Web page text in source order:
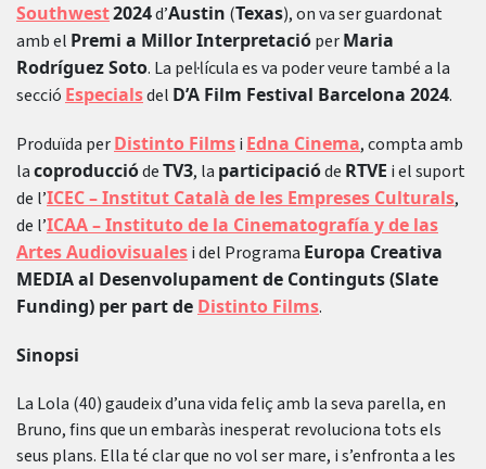
Southwest2024d’Austin (Texas), on va ser guardonat
amb el Premi a Millor InterpretacióperMaria
Rodríguez Soto. La pel·lícula es va poder veure també a la
secció Especialsdel D’A Film Festival Barcelona 2024.
Produïda perDistinto Filmsi Edna Cinema, compta amb
lacoproducciódeTV3, la participacióde RTVE i el suport
de l’ICEC – Institut Català de les Empreses Culturals,
de l’ICAA – Instituto de la Cinematografía y de las
Artes Audiovisualesi del Programa Europa Creativa
MEDIA al Desenvolupament de Continguts (Slate
Funding) per part de Distinto Films.
Sinopsi
La Lola (40) gaudeix d’una vida feliç amb la seva parella, en
Bruno, fins que un embaràs inesperat revoluciona tots els
seus plans. Ella té clar que no vol ser mare, i s’enfronta a les